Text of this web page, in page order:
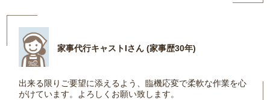
家事代行キャストIさん (家事歴30年)
出来る限りご要望に添えるよう、臨機応変で柔軟な作業を心
がけています。よろしくお願い致します。